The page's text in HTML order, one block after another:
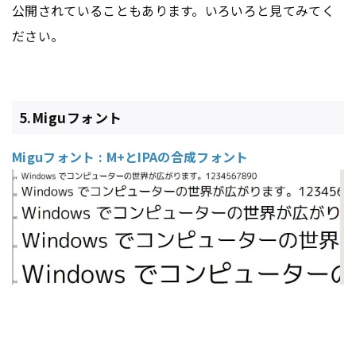
公開されていることもあります。いろいろと見てみてく
ださい。
5.Miguフォント
Miguフォント : M+とIPAの合成フォント